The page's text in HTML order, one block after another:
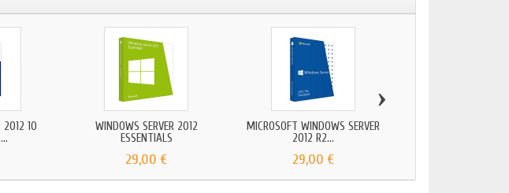
2012 10
WINDOWS SERVER 2012
ESSENTIALS
29,00 €
MICROSOFT WINDOWS SERVER
2012 R2...
29,00 €
›